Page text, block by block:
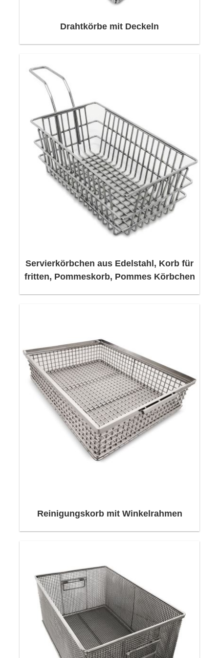
werkstück-spezifischen
Schüttgutkörbe und bieten somit eine
optimierte Materialfluss
für die Endkunde.
Durch die Verwendung von
hochwertigem Edelstahl und elektropolierte
Oberflächen weisen die Waschkörbe eine hohe
Korrosionsbeständigkeit auf.
Neri Waschkörbe mit große Sorgfalt
Drahtkörbe mit Deckeln
Servierkörbchen aus Edelstahl, Korb für
fritten, Pommeskorb, Pommes Körbchen
Reinigungskorb mit Winkelrahmen